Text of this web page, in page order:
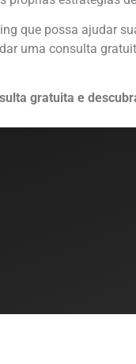
que possa ajudar
uma consulta
gratuita e